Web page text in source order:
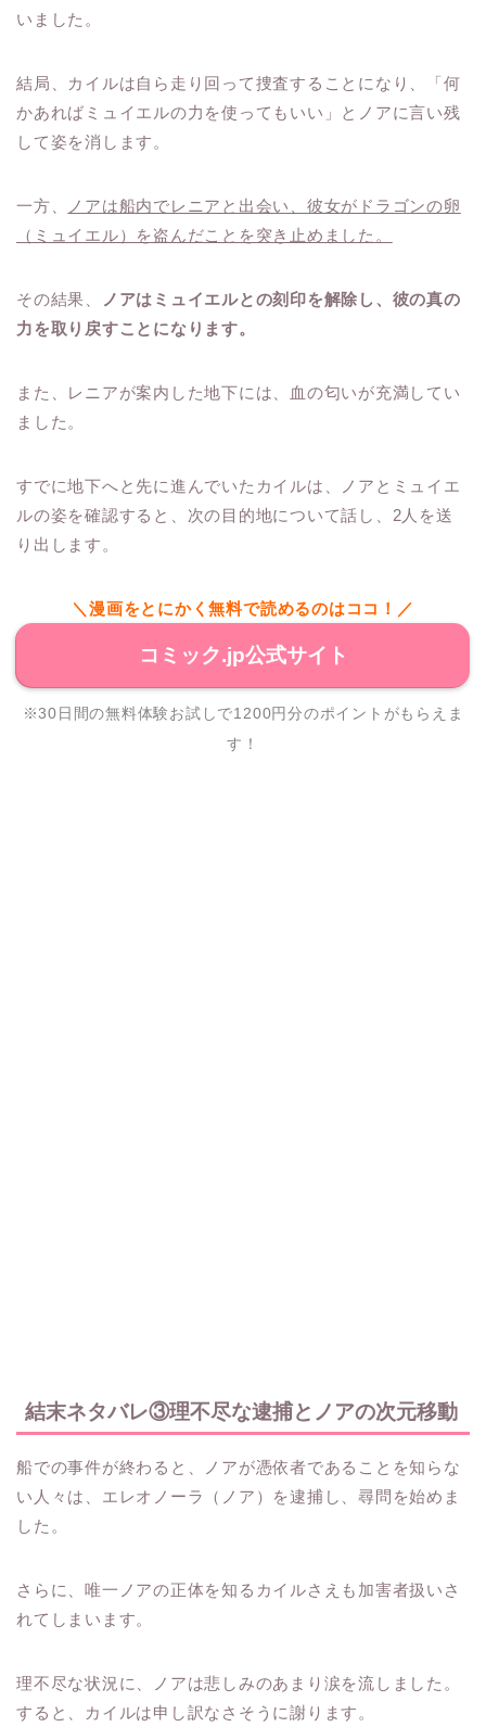
いました。
結局、カイルは自ら走り回って捜査することになり、「何
かあればミュイエルの力を使ってもいい」とノアに言い残
して姿を消します。
一方、
ノアは船内でレニアと出会い、彼女がドラゴンの卵
（ミュイエル）を盗んだことを突き止めました。
その結果、
ノアはミュイエルとの刻印を解除し、彼の真の
力を取り戻すことになります。
また、レニアが案内した地下には、血の匂いが充満してい
ました。
すでに地下へと先に進んでいたカイルは、ノアとミュイエ
ルの姿を確認すると、次の目的地について話し、2人を送
り出します。
＼漫画をとにかく無料で読めるのはココ！／
コミック.jp公式サイト
※30日間の無料体験お試しで1200円分のポイントがもらえま
す！
結末ネタバレ③理不尽な逮捕とノアの次元移動
船での事件が終わると、ノアが憑依者であることを知らな
い人々は、エレオノーラ（ノア）を逮捕し、尋問を始めま
した。
さらに、唯一ノアの正体を知るカイルさえも加害者扱いさ
れてしまいます。
理不尽な状況に、ノアは悲しみのあまり涙を流しました。
すると、カイルは申し訳なさそうに謝ります。